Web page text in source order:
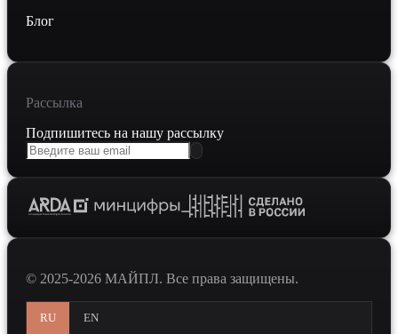
Блог
Рассылка
Подпишитесь на нашу рассылку
© 2025-2026 МАЙПЛ. Все права защищены.
RU EN